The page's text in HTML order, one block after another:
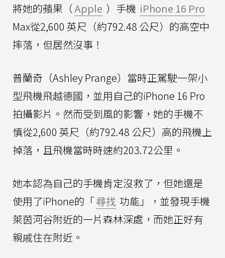
將她的蘋果（Apple ）手機 iPhone 16 Pro
Max從2,600 英尺（約792.48 公尺）的高空中
摔落，但居然沒事！
普蘭奇（Ashley Prange）當時正駕駛一架小
型飛機飛越德國，並用自己的iPhone 16 Pro
拍攝影片。然而受到風的影響，她的手機不
慎從2,600 英尺（約792.48 公尺）高的飛機上
掉落，且飛機當時時速約203.72公里。
她本認為自己的手機肯定沒救了，但她還是
使用了iPhone的「尋找 功能」，並發現手機
萊茵河谷附近的一片森林深處，而她正好有
親戚住在附近。